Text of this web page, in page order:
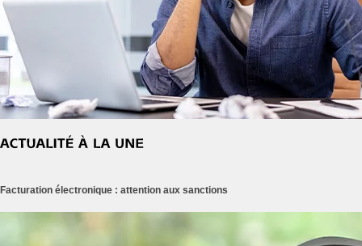
Facturation électronique : attention aux sanctions